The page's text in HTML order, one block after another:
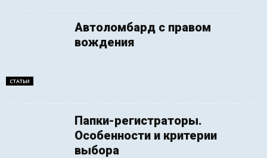
СТАТЬИ
Автоломбард с правом
вождения
Папки-регистраторы.
Особенности и критерии
выбора